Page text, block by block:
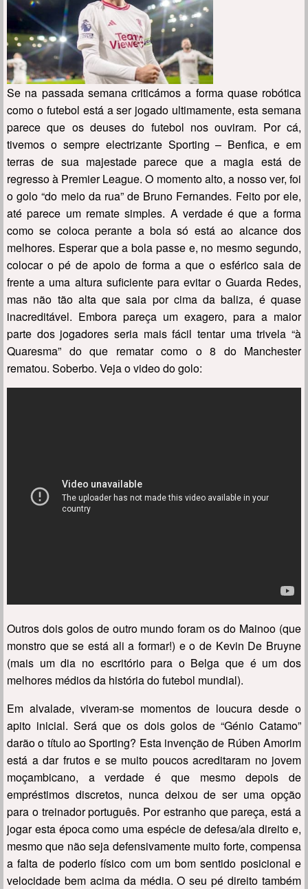
Se na passada semana criticámos a forma quase robótica
como o futebol está a ser jogado ultimamente, esta semana
parece que os deuses do futebol nos ouviram. Por cá,
tivemos o sempre electrizante Sporting – Benfica, e em
terras de sua majestade parece que a magia está de
regresso à Premier League. O momento alto, a nosso ver, foi
o golo “do meio da rua” de Bruno Fernandes. Feito por ele,
até parece um remate simples. A verdade é que a forma
como se coloca perante a bola só está ao alcance dos
melhores. Esperar que a bola passe e, no mesmo segundo,
colocar o pé de apoio de forma a que o esférico saia de
frente a uma altura suficiente para evitar o Guarda Redes,
mas não tão alta que saia por cima da baliza, é quase
inacreditável. Embora pareça um exagero, para a maior
parte dos jogadores seria mais fácil tentar uma trivela “à
Quaresma” do que rematar como o 8 do Manchester
rematou. Soberbo. Veja o video do golo:
Outros dois golos de outro mundo foram os do Mainoo (que
monstro que se está ali a formar!) e o de Kevin De Bruyne
(mais um dia no escritório para o Belga que é um dos
melhores médios da história do futebol mundial).
Em alvalade, viveram-se momentos de loucura desde o
apito inicial. Será que os dois golos de “Génio Catamo”
darão o título ao Sporting? Esta invenção de Rúben Amorim
está a dar frutos e se muito poucos acreditaram no jovem
moçambicano, a verdade é que mesmo depois de
empréstimos discretos, nunca deixou de ser uma opção
para o treinador português. Por estranho que pareça, está a
jogar esta época como uma espécie de defesa/ala direito e,
mesmo que não seja defensivamente muito forte, compensa
a falta de poderio físico com um bom sentido posicional e
velocidade bem acima da média. O seu pé direito também